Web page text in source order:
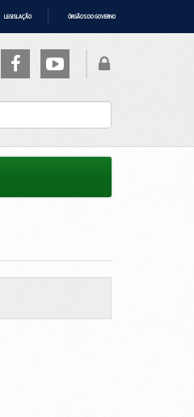
LEGISLAÇÃO ÓRGÃOS DO GOVERNO